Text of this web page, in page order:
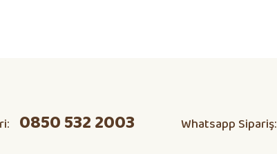
0850 532 2003 Whatsapp Sipariş: